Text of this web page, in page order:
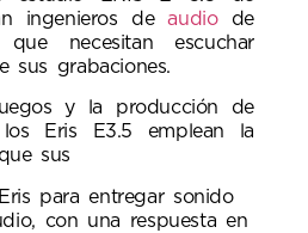
ingenieros deaudiode
necesitan escuchar
sus grabaciones.
y la producción de
Eris E3.5 emplean la
sus
para entregar sonido
con una respuesta en